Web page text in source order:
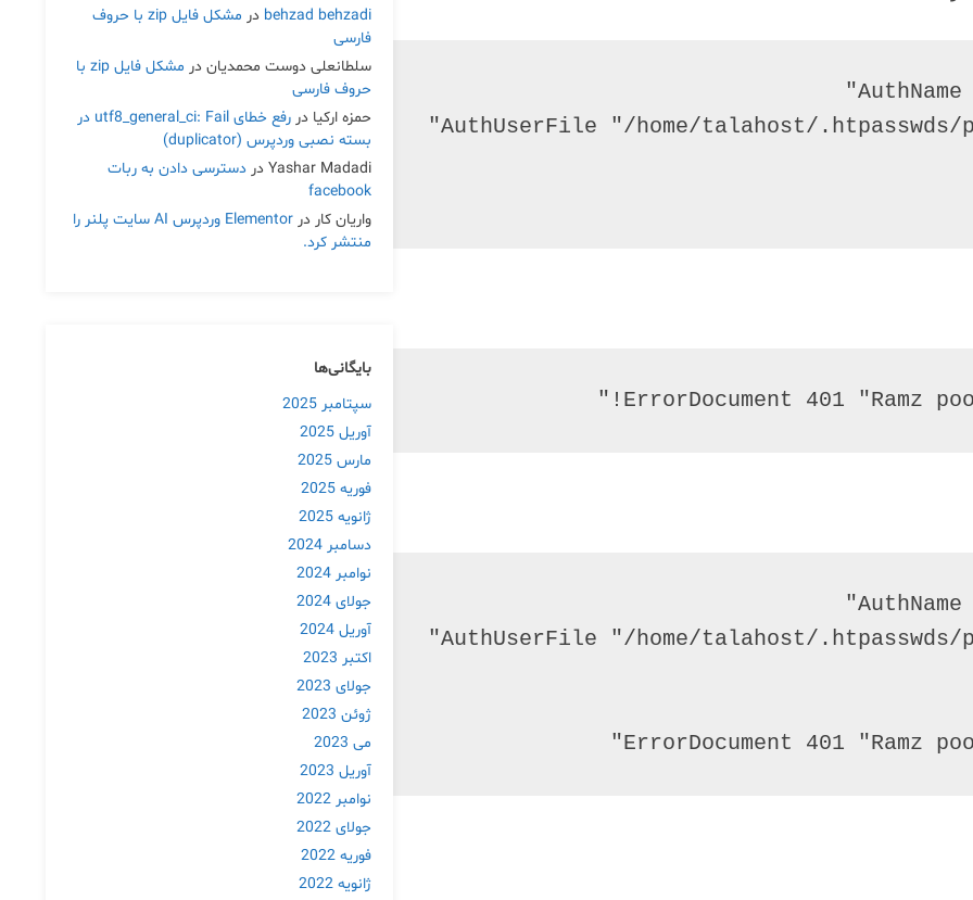
ErrorDocument 401 "Ramz
ErrorDocument 401 "Ramz
behzad behzadi در
مشکل فایل zip با حروف
فارسی
سلطانعلی دوست محمدیان در
مشکل فایل zip با
حروف فارسی
حمزه ارکیا در
رفع خطای utf8_general_ci: Fail در
بسته نصبی وردپرس (duplicator)
Yashar Madadi در دسترسی دادن به ربات
facebook
واریان کار در
Elementor وردپرس AI سایت پلنر را
منتشر کرد.
بایگانی‌ها
سپتامبر 2025
آوریل 2025
مارس 2025
فوریه 2025
ژانویه 2025
دسامبر 2024
نوامبر 2024
جولای 2024
آوریل 2024
اکتبر 2023
جولای 2023
ژوئن 2023
می 2023
آوریل 2023
نوامبر 2022
جولای 2022
فوریه 2022
ژانویه 2022